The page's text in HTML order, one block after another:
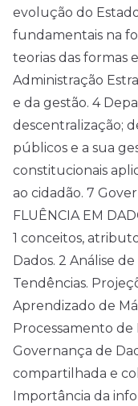
evolução do
fundamentais na
teorias das formas
Administração
e da gestão. 4
descentralização;
públicos e a sua
constitucionais
ao cidadão. 7
FLUÊNCIA EM
1 conceitos,
Dados. 2 Análise
Tendências.
Aprendizado de
Processamento
Governança de
compartilhada e
Importância da